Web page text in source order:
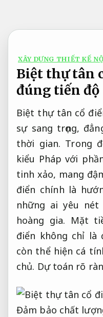
nội
dungXÂY DỰNG THIẾT KẾ
Biệt thự tân
đúng tiến độ
Biệt thự tân cổ
sự sang trọng,
thời gian. Trong
kiểu Pháp với
tinh xảo, mang
điển chính là
những ai yêu
hoàng gia. Mặt
điển không chỉ là
còn thể hiện cá
chủ. Dự toán rõ
Đảm bảo chất